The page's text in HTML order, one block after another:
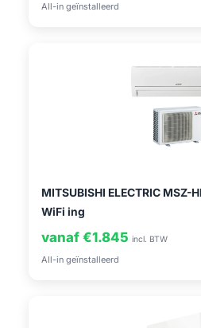
All-in geïnstalleerd
MITSUBISHI ELECTRIC MSZ-
WiFi ing
vanaf €1.845 incl. BTW
All-in geïnstalleerd